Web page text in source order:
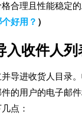
合理且性能稳定的
好用？ ）
入收件人列
导进收货人目录
的用户的电子邮
点：